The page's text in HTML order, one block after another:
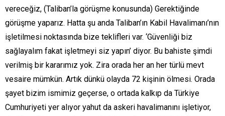
vereceğiz, (Taliban’la görüşme konusunda) Gerektiğinde
görüşme yaparız. Hatta şu anda Taliban’ın Kabil Havalimanı’nın
işletilmesi noktasında bize teklifleri var. ‘Güvenliği biz
sağlayalım fakat işletmeyi siz yapın’ diyor. Bu bahiste şimdi
verilmiş bir kararımız yok. Zira orada her an her türlü mevt
vesaire mümkün. Artık dünkü olayda 72 kişinin ölmesi. Orada
şayet bizim ismimiz geçerse, o ortada kalkıp da Türkiye
Cumhuriyeti yer alıyor yahut da askeri havalimanını işletiyor,